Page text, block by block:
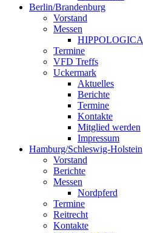
Berlin/Brandenburg
Vorstand
Messen
HIPPOLOGICA
Termine
VFD Treffs
Uckermark
Aktuelles
Berichte
Termine
Kontakte
Mitglied werden
Impressum
Hamburg/Schleswig-Holstein
Vorstand
Berichte
Messen
Nordpferd
Termine
Reitrecht
Kontakte